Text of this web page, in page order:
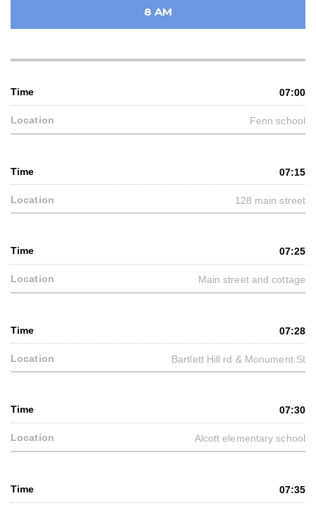
8 AM
07:00
Fenn school
07:15
128 main street
07:25
Main street and cottage
07:28
Bartlett Hill rd & Monument St
07:30
Alcott elementary school
07:35